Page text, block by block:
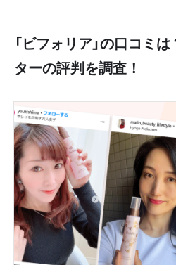
「ビフォリア」の口コミ
ターの評判を調査！